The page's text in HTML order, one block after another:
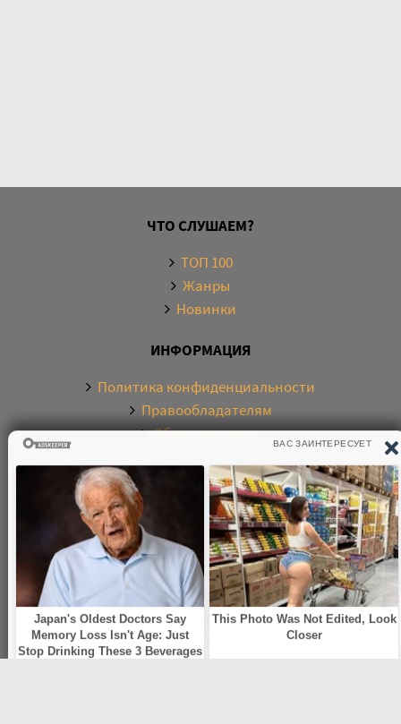
ЧТО СЛУШАЕМ?
ТОП 100
Жанры
Новинки
ИНФОРМАЦИЯ
Политика конфиденциальности
Правообладателям
Обратная связь
О САЙТЕ
Электронная библиотека аудиокниг. Более 20000
аудиокниг в хорошем качестве. Слушайте аудиокниги
бесплатно онлайн и без регистрации. По любым
вопросам обращайтесь на почту:
knigamp3online.info@gmail.com